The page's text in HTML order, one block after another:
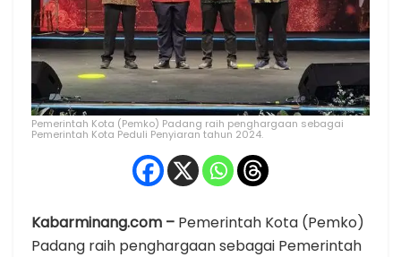
Pemerintah Kota (Pemko) Padang raih penghargaan sebagai
Pemerintah Kota Peduli Penyiaran tahun 2024.
Kabarminang.com – Pemerintah Kota (Pemko)
Padang raih penghargaan sebagai Pemerintah